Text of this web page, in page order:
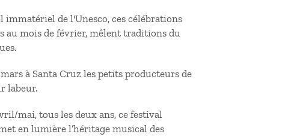
de l'Unesco, ces célébrations
au mois de février, mêlent traditions du
à Santa Cruz les petits producteurs de
labeur.
mai, tous les deux ans, ce festival
en lumière l’héritage musical des